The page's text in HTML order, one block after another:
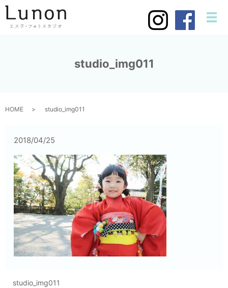
メ
studio_img011
HOME studio_img011
2018/04/25
studio_img011